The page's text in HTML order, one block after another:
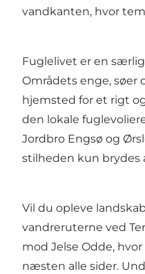
vandkanten, hvor
Fuglelivet er en
Områdets enge,
hjemsted for et rigt
den lokale
Jordbro Engsø og
stilheden kun brydes
Vil du opleve
vandreruterne ved
mod Jelse Odde,
næsten alle sider.